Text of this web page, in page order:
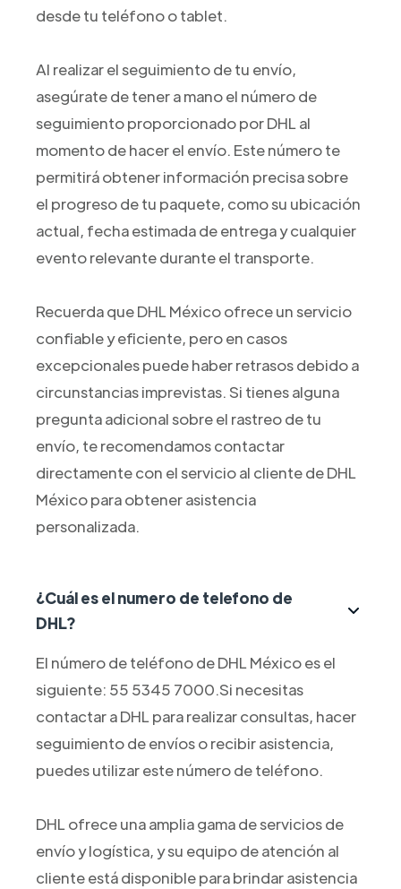
desde tu teléfono o tablet.
Al realizar el seguimiento de tu envío,
asegúrate de tener a mano el número de
seguimiento proporcionado por DHL al
momento de hacer el envío. Este número te
permitirá obtener información precisa sobre
el progreso de tu paquete, como su ubicación
actual, fecha estimada de entrega y cualquier
evento relevante durante el transporte.
Recuerda que DHL México ofrece un servicio
confiable y eficiente, pero en casos
excepcionales puede haber retrasos debido a
circunstancias imprevistas. Si tienes alguna
pregunta adicional sobre el rastreo de tu
envío, te recomendamos contactar
directamente con el servicio al cliente de DHL
México para obtener asistencia
personalizada.
¿Cuál es el numero de telefono de
DHL?
El número de teléfono de DHL México es el
siguiente: 55 5345 7000.Si necesitas
contactar a DHL para realizar consultas, hacer
seguimiento de envíos o recibir asistencia,
puedes utilizar este número de teléfono.
DHL ofrece una amplia gama de servicios de
envío y logística, y su equipo de atención al
cliente está disponible para brindar asistencia